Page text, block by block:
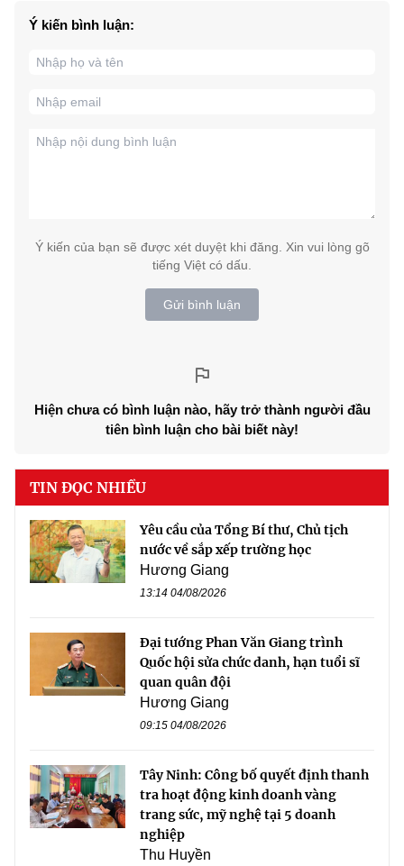
Ý kiến bình luận:
Ý kiến của bạn sẽ được xét duyệt khi đăng. Xin vui lòng gõ
tiếng Việt có dấu.
Gửi bình luận
Hiện chưa có bình luận nào, hãy trở thành người đầu
tiên bình luận cho bài biết này!
TIN ĐỌC NHIỀU
Yêu cầu của Tổng Bí thư, Chủ tịch
nước về sắp xếp trường học
Hương Giang
13:14 04/08/2026
Đại tướng Phan Văn Giang trình
Quốc hội sửa chức danh, hạn tuổi sĩ
quan quân đội
Hương Giang
09:15 04/08/2026
Tây Ninh: Công bố quyết định thanh
tra hoạt động kinh doanh vàng
trang sức, mỹ nghệ tại 5 doanh
nghiệp
Thu Huyền